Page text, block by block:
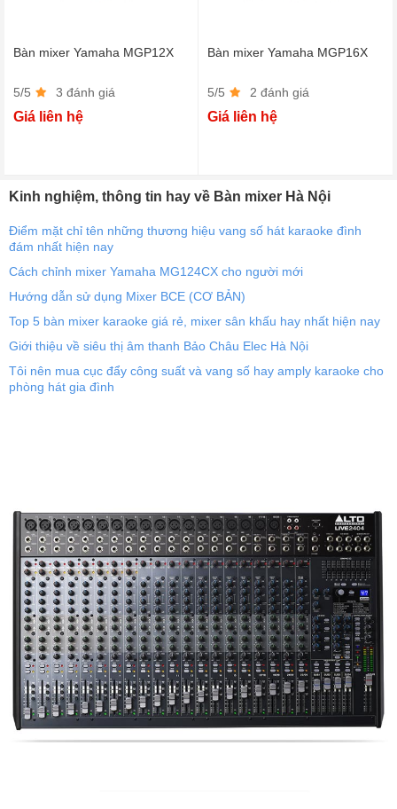
Bàn mixer Yamaha MGP12X
5/5 3 đánh giá
Giá liên hệ
Bàn mixer Yamaha MGP16X
5/5 2 đánh giá
Giá liên hệ
Kinh nghiệm, thông tin hay về Bàn mixer Hà Nội
Điểm mặt chỉ tên những thương hiệu vang số hát karaoke đình
đám nhất hiện nay
Cách chỉnh mixer Yamaha MG124CX cho người mới
Hướng dẫn sử dụng Mixer BCE (CƠ BẢN)
Top 5 bàn mixer karaoke giá rẻ, mixer sân khấu hay nhất hiện nay
Giới thiệu về siêu thị âm thanh Bảo Châu Elec Hà Nội
Tôi nên mua cục đẩy công suất và vang số hay amply karaoke cho
phòng hát gia đình